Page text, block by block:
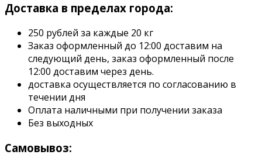
Доставка в пределах города:
250 рублей за каждые 20 кг
Заказ оформленный до 12:00 доставим на
следующий день, заказ оформленный после
12:00 доставим через день.
доставка осуществляется по согласованию в
течении дня
Оплата наличными при получении заказа
Без выходных
Самовывоз: